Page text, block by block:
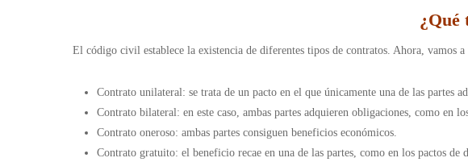
¿Qué
El código civil establece la existencia de diferentes tipos de contratos. Ahora, vamos a
Contrato unilateral: se trata de un pacto en el que únicamente una de las partes
Contrato bilateral: en este caso, ambas partes adquieren obligaciones, como en
Contrato oneroso: ambas partes consiguen beneficios económicos.
Contrato gratuito: el beneficio recae en una de las partes, como en los pactos de